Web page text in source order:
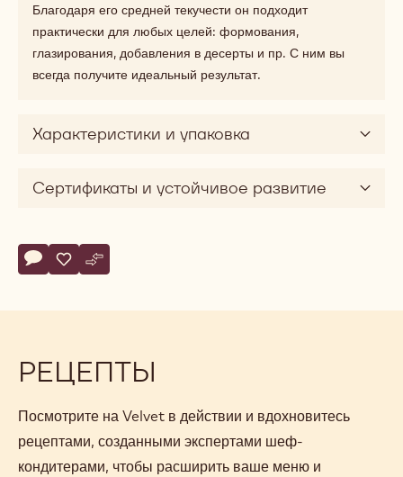
Благодаря его средней текучести он подходит
практически для любых целей: формования,
глазирования, добавления в десерты и пр. С ним вы
всегда получите идеальный результат.
Характеристики и упаковка
Сертификаты и устойчивое развитие
Actions
Напишите комментарий
- VelvetСохранить
- VelvetСравнить
- Velvet
РЕЦЕПТЫ
Посмотрите на Velvet в действии и вдохновитесь
рецептами, созданными экспертами шеф-
кондитерами, чтобы расширить ваше меню и